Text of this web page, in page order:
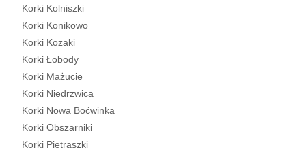
Korki Kolniszki
Korki Konikowo
Korki Kozaki
Korki Łobody
Korki Mażucie
Korki Niedrzwica
Korki Nowa Boćwinka
Korki Obszarniki
Korki Pietraszki